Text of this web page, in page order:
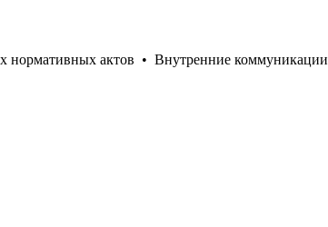
нормативных актов • Внутренние коммуникации